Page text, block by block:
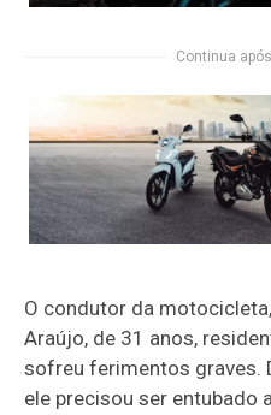
Continua
O condutor da
Araújo, de 31 anos,
sofreu ferimentos graves.
ele precisou ser entubado